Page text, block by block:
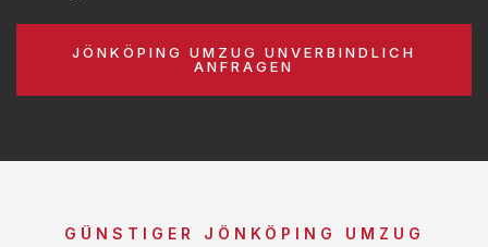
JÖNKÖPING UMZUG UNVERBINDLICH
ANFRAGEN
GÜNSTIGER JÖNKÖPING UMZUG